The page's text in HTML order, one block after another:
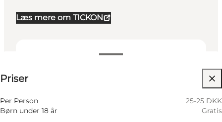
Læs mere om TICKON
Priser
Per Person
25-25 DKK
Børn under 18 år
Gratis